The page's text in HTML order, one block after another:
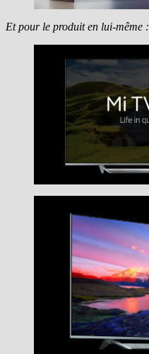
Et pour le produit en lui-même :